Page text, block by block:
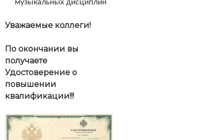
музыкальных дисциплин
Уважаемые коллеги!
По окончании вы
получаете
Удостоверение о
повышении
квалификации!!!